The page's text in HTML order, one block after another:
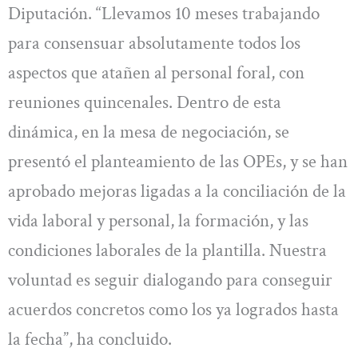
Diputación. “Llevamos 10 meses trabajando
para consensuar absolutamente todos los
aspectos que atañen al personal foral, con
reuniones quincenales. Dentro de esta
dinámica, en la mesa de negociación, se
presentó el planteamiento de las OPEs, y se han
aprobado mejoras ligadas a la conciliación de la
vida laboral y personal, la formación, y las
condiciones laborales de la plantilla. Nuestra
voluntad es seguir dialogando para conseguir
acuerdos concretos como los ya logrados hasta
la fecha”, ha concluido.